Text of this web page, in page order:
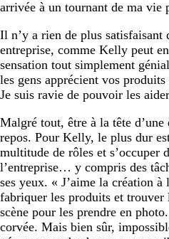
arrivée à un tournant de ma vie
Il n’y a rien de plus satisfaisant
entreprise, comme Kelly peut
sensation tout simplement
les gens apprécient vos
Je suis ravie de pouvoir les
Malgré tout, être à la tête d’une
repos. Pour Kelly, le plus dur
multitude de rôles et s’occuper
l’entreprise… y compris des
ses yeux. « J’aime la création à
fabriquer les produits et trouver
scène pour les prendre en
corvée. Mais bien sûr,